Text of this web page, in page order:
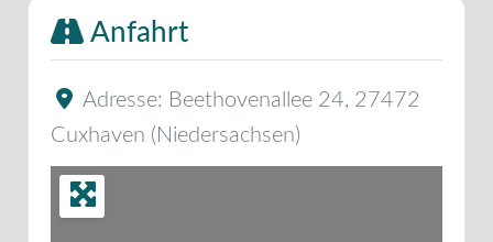
Anfahrt
Adresse: Beethovenallee 24, 27472
Cuxhaven ( Niedersachsen)